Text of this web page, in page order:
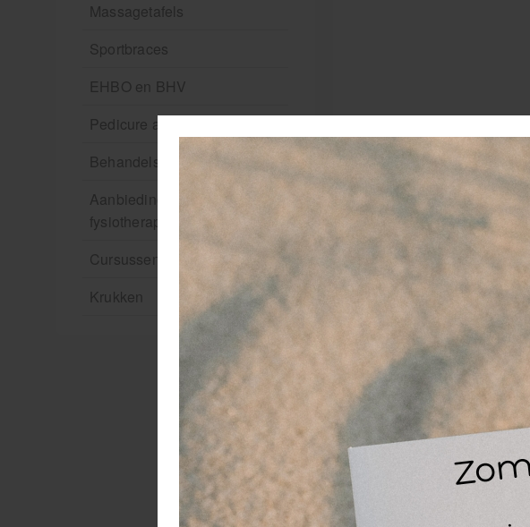
Massagetafels
Sportbraces
EHBO en BHV
Pedicure artikelen
Behandelstoel elektrisch
Aanbiedingen groothandel
fysiotherapie en massage
Cursussen
Krukken